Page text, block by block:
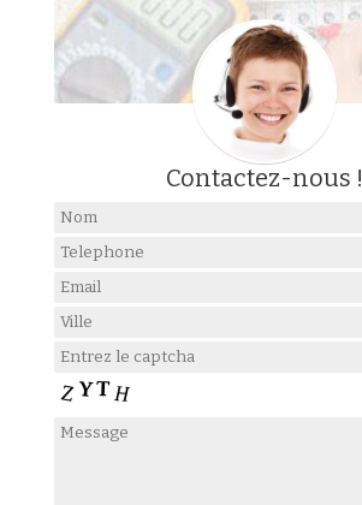
Contactez-nous !